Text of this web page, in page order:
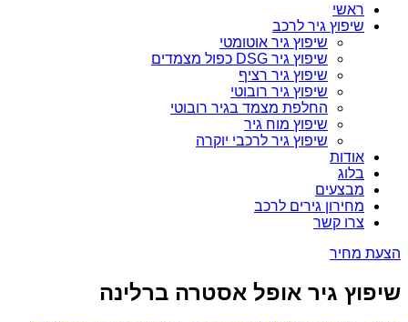
ראשי
שיפוץ גיר לרכב
שיפוץ גיר אוטומטי
שיפוץ גיר DSG כפול מצמדים
שיפוץ גיר רציף
שיפוץ גיר רובוטי
החלפת מצמד בגיר רובוטי
שיפוץ מוח גיר
שיפוץ גיר לרכבי יוקרה
אודות
בלוג
מבצעים
מחירון גירים לרכב
צרו קשר
הצעת מחיר
שיפוץ גיר אופל אסטרה ברלינה